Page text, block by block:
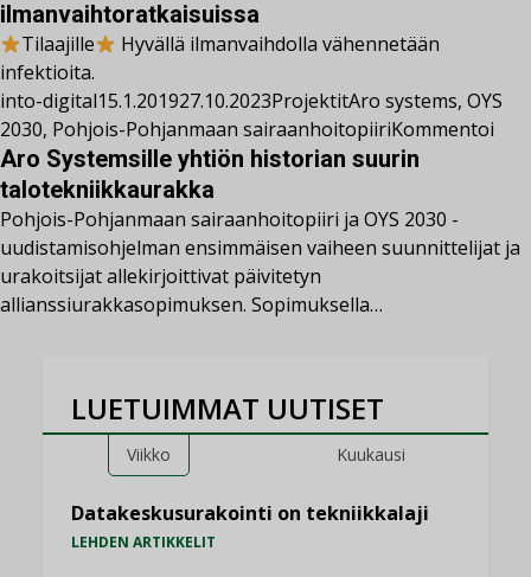
ilmanvaihtoratkaisuissa
Tilaajille
Hyvällä ilmanvaihdolla vähennetään
infektioita.
into-digital15.1.201927.10.2023ProjektitAro systems, OYS
2030, Pohjois-Pohjanmaan sairaanhoitopiiriKommentoi
Aro Systemsille yhtiön historian suurin
talotekniikkaurakka
Pohjois-Pohjanmaan sairaanhoitopiiri ja OYS 2030 -
uudistamisohjelman ensimmäisen vaiheen suunnittelijat ja
urakoitsijat allekirjoittivat päivitetyn
allianssiurakkasopimuksen. Sopimuksella…
LUETUIMMAT UUTISET
Viikko Kuukausi
Datakeskusurakointi on tekniikkalaji
LEHDEN ARTIKKELIT